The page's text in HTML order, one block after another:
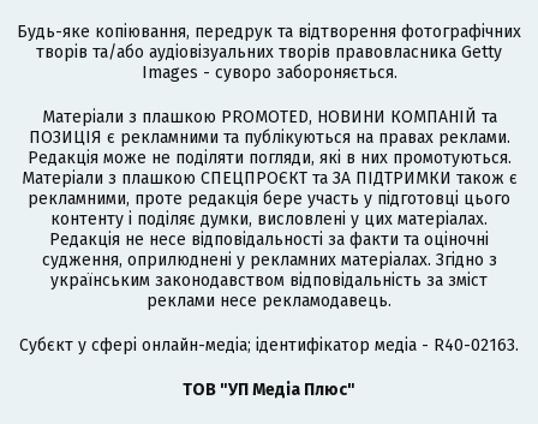
Будь-яке копіювання, передрук та відтворення фотографічних
творів та/або аудіовізуальних творів правовласника Getty
Images - суворо забороняється.
Матеріали з плашкою PROMOTED, НОВИНИ КОМПАНІЙ та
ПОЗИЦІЯ є рекламними та публікуються на правах реклами.
Редакція може не поділяти погляди, які в них промотуються.
Матеріали з плашкою СПЕЦПРОЄКТ та ЗА ПІДТРИМКИ також є
рекламними, проте редакція бере участь у підготовці цього
контенту і поділяє думки, висловлені у цих матеріалах.
Редакція не несе відповідальності за факти та оціночні
судження, оприлюднені у рекламних матеріалах. Згідно з
українським законодавством відповідальність за зміст
реклами несе рекламодавець.
Cубєкт у сфері онлайн-медіа; ідентифікатор медіа - R40-02163.
ТОВ "УП Медіа Плюс"